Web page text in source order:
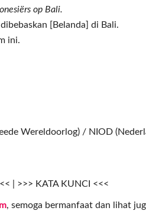
op Bali.
[Belanda] di Bali.
ini.
Wereldoorlog) / NIOD
| >>> KATA KUNCI <<<
, semoga bermanfaat dan lihat